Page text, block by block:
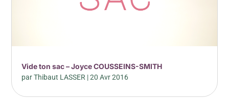
Vide ton sac – Joyce COUSSEINS-SMITH
parThibaut LASSER |20 Avr 2016